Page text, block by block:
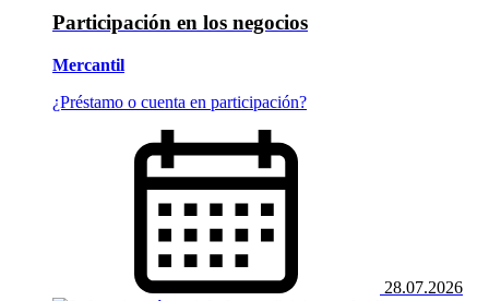
Participación en los negocios
Mercantil
¿Préstamo o cuenta en participación?
28.07.2026